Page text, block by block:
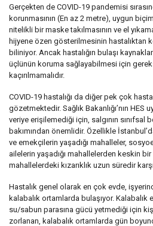
Gerçekten de COVID-19 pandemisi
korunmasının (En az 2 metre), uygun
nitelikli bir maske takılmasının ve el
hijyene özen gösterilmesinin hastalıktan
biliniyor. Ancak hastalığın bulaşı
üçlünün koruma sağlayabilmesi için
kaçırılmamalıdır.
COVID-19 hastalığı da diğer pek çok
gözetmektedir. Sağlık Bakanlığı’nın HES
veriye erişilemediği için, salgının sınıfsal
bakımından önemlidir. Özellikle
ve emekçilerin yaşadığı mahalleler,
ailelerin yaşadığı mahallelerden keskin
mahallelerdeki kızarıklık uzun süredir
Hastalık genel olarak en çok evde,
kalabalık ortamlarda bulaşıyor. Kalabalık
su/sabun parasına gücü yetmediği için
zorlanan, kalabalık ortamlarda gün